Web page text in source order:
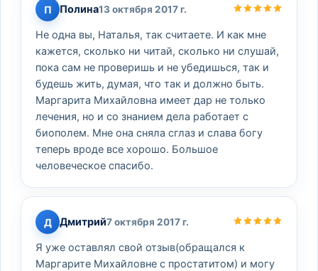
П Полина13 октября 2017 г.
Не одна вы, Наталья, так считаете. И как мне
кажется, сколько ни читай, сколько ни слушай,
пока сам не проверишь и не убедишься, так и
будешь жить, думая, что так и должно быть.
Маргарита Михайловна имеет дар не только
лечения, но и со знанием дела работает с
биополем. Мне она сняла сглаз и слава богу
теперь вроде все хорошо. Большое
человеческое спасибо.
Д Дмитрий7 октября 2017 г.
Я уже оставлял свой отзыв(обращался к
Маргарите Михайловне с простатитом) и могу